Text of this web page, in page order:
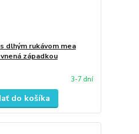
dlhým rukávom mea
západkou
3-7 dní
do košíka